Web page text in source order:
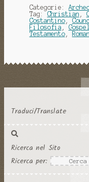
Categorie:
Tag: Christian
Costantino,
Filosofia
Testamento,
Traduci/Translate
Ricerca nel Sito
Ricerca per: